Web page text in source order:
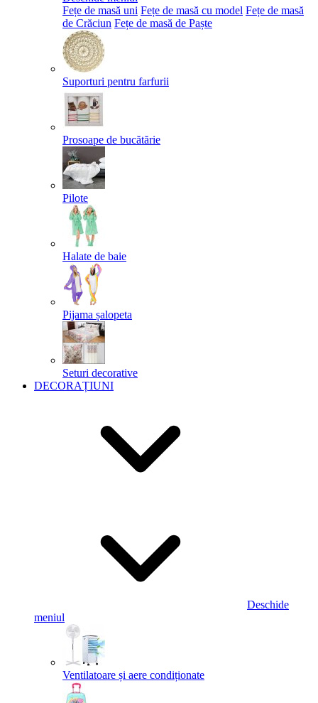
Fețe de masă uni Fețe de masă cu model Fețe de masă
de Crăciun Fețe de masă de Paște​
Suporturi pentru farfurii
Prosoape de bucătărie
Pilote
Halate de baie
Pijama șalopeta
Seturi decorative
DECORAȚIUNI
Deschide
meniul
Ventilatoare și aere condiționate